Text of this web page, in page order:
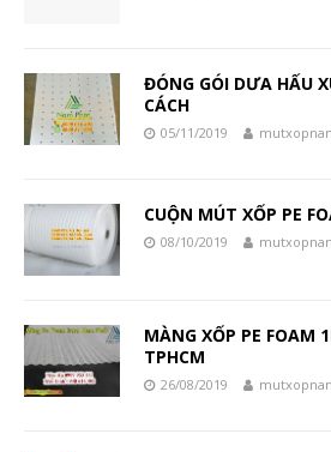
ĐÓNG GÓI DƯA HẤU
CÁCH
05/11/2019
CUỘN MÚT XỐP PE
08/10/2019
MÀNG XỐP PE FOAM
TPHCM
26/08/2019